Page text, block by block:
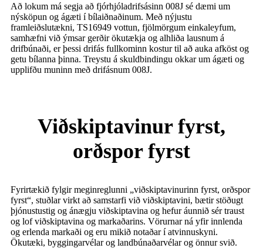
Að lokum má segja að fjórhjóladrifsásinn 008J sé dæmi um
nýsköpun og ágæti í bílaiðnaðinum. Með nýjustu
framleiðslutækni, TS16949 vottun, fjölmörgum einkaleyfum,
samhæfni við ýmsar gerðir ökutækja og alhliða lausnum á
drifbúnaði, er þessi drifás fullkominn kostur til að auka afköst og
getu bílanna þinna. Treystu á skuldbindingu okkar um ágæti og
upplifðu muninn með drifásnum 008J.
Viðskiptavinur fyrst,
orðspor fyrst
Fyrirtækið fylgir meginreglunni „viðskiptavinurinn fyrst, orðspor
fyrst“, stuðlar virkt að samstarfi við viðskiptavini, bætir stöðugt
þjónustustig og ánægju viðskiptavina og hefur áunnið sér traust
og lof viðskiptavina og markaðarins. Vörurnar ná yfir innlenda
og erlenda markaði og eru mikið notaðar í atvinnuskyni.
Ökutæki, byggingarvélar og landbúnaðarvélar og önnur svið.